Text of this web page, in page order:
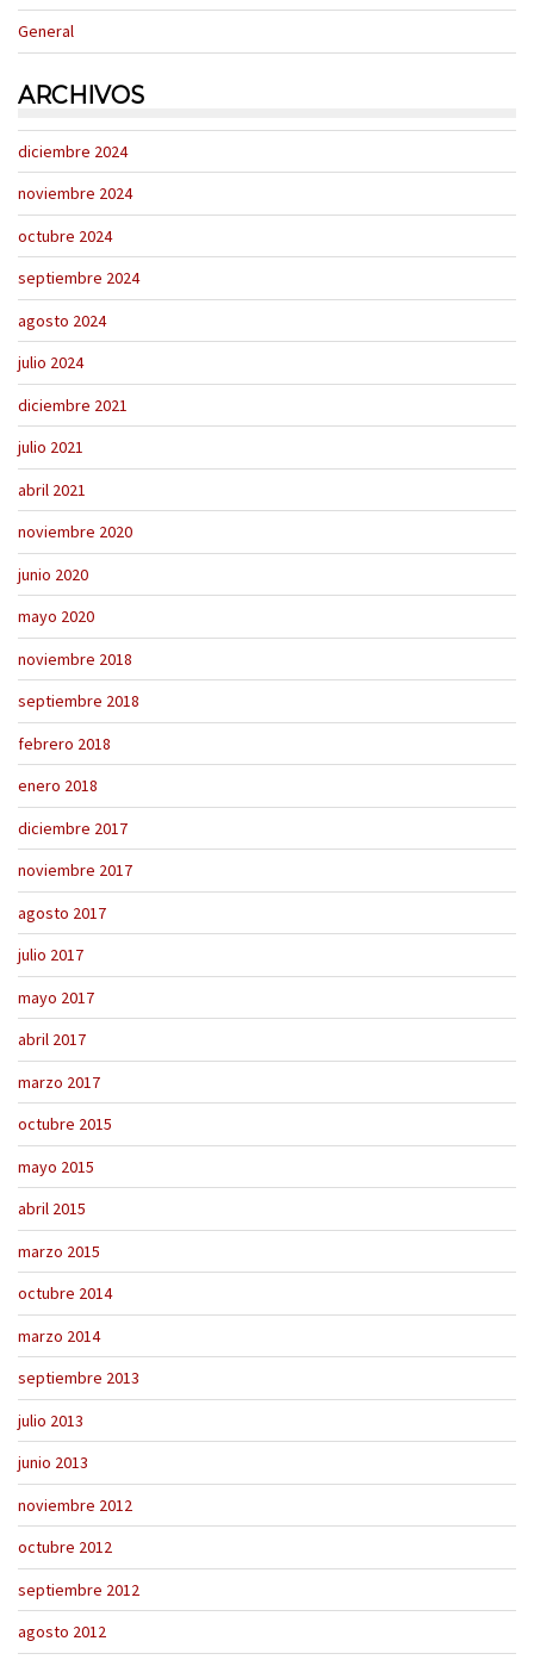
General
ARCHIVOS
diciembre 2024
noviembre 2024
octubre 2024
septiembre 2024
agosto 2024
julio 2024
diciembre 2021
julio 2021
abril 2021
noviembre 2020
junio 2020
mayo 2020
noviembre 2018
septiembre 2018
febrero 2018
enero 2018
diciembre 2017
noviembre 2017
agosto 2017
julio 2017
mayo 2017
abril 2017
marzo 2017
octubre 2015
mayo 2015
abril 2015
marzo 2015
octubre 2014
marzo 2014
septiembre 2013
julio 2013
junio 2013
noviembre 2012
octubre 2012
septiembre 2012
agosto 2012